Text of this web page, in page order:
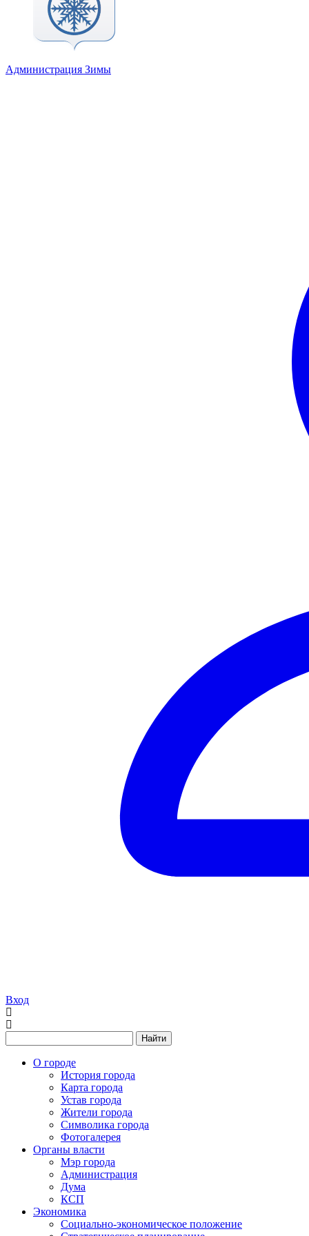
Администрация Зимы
Вход
Найти
О городе
История города
Карта города
Устав города
Жители города
Символика города
Фотогалерея
Органы власти
Мэр города
Администрация
Дума
КСП
Экономика
Социально-экономическое положение